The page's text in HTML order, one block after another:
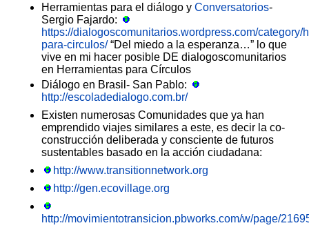
Herramientas para el diálogo y Conversatorios-
Sergio Fajardo:
https://dialogoscomunitarios.wordpress.com/category/
para-circulos/“Del miedo a la esperanza…” lo que
vive en mi hacer posible DE dialogoscomunitarios
en Herramientas para Círculos
Diálogo en Brasil- San Pablo:
http://escoladedialogo.com.br/
Existen numerosas Comunidades que ya han
emprendido viajes similares a este, es decir la co-
construcción deliberada y consciente de futuros
sustentables basado en la acción ciudadana:
http://www.transitionnetwork.org
http://gen.ecovillage.org
http://movimientotransicion.pbworks.com/w/page/